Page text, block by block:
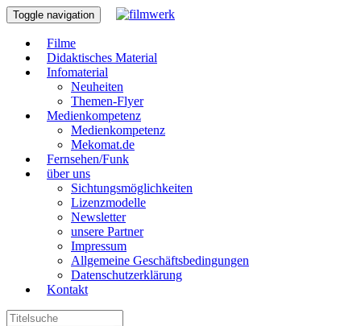
Toggle navigation
Filme
Didaktisches Material
Infomaterial
Neuheiten
Themen-Flyer
Medienkompetenz
Medienkompetenz
Mekomat.de
Fernsehen/Funk
über uns
Sichtungsmöglichkeiten
Lizenzmodelle
Newsletter
unsere Partner
Impressum
Allgemeine Geschäftsbedingungen
Datenschutzerklärung
Kontakt